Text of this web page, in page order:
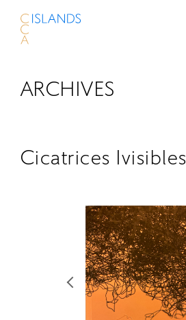
ABOUT
LIBRARY
SCHOLARSHIP
ARCHIVES
Cicatrices Ivisibles